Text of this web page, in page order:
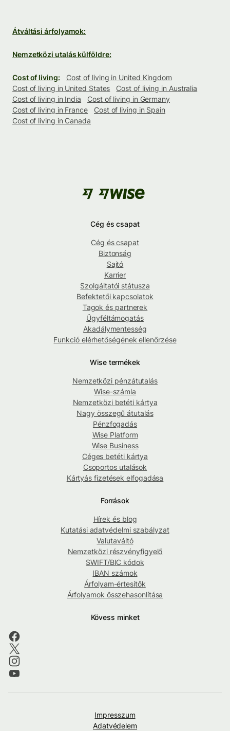
Átváltási árfolyamok:
Nemzetközi utalás külföldre:
Cost of living:
Cost of living in United Kingdom
Cost of living in United States
Cost of living in Australia
Cost of living in India
Cost of living in Germany
Cost of living in France
Cost of living in Spain
Cost of living in Canada
Cég és csapat
Cég és csapat
Biztonság
Sajtó
Karrier
Szolgáltatói státusza
Befektetői kapcsolatok
Tagok és partnerek
Ügyféltámogatás
Akadálymentesség
Funkció elérhetőségének ellenőrzése
Wise termékek
Nemzetközi pénzátutalás
Wise-számla
Nemzetközi betéti kártya
Nagy összegű átutalás
Pénzfogadás
Wise Platform
Wise Business
Céges betéti kártya
Csoportos utalások
Kártyás fizetések elfogadása
Források
Hírek és blog
Kutatási adatvédelmi szabályzat
Valutaváltó
Nemzetközi részvényfigyelő
SWIFT/BIC kódok
IBAN számok
Árfolyam-értesítők
Árfolyamok összehasonlítása
Kövess minket
Impresszum
Adatvédelem